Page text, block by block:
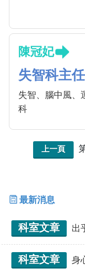
陳冠妃
失智科主任
失智、腦中風、
科
上一頁
最新消息
科室文章 出乎
科室文章 身